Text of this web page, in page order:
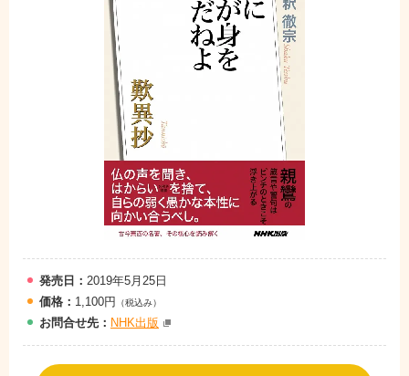
発売日： 2019年5月25日
価格： 1,100円 （税込み）
お問合せ先： NHK出版